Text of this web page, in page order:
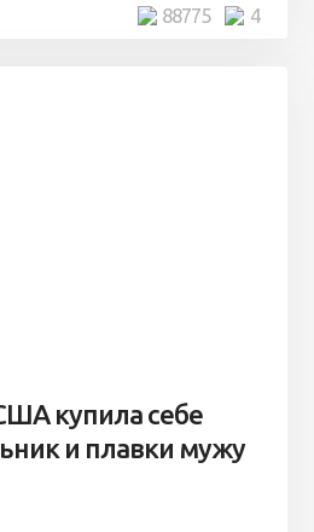
4
88775
купила себе
и плавки мужу